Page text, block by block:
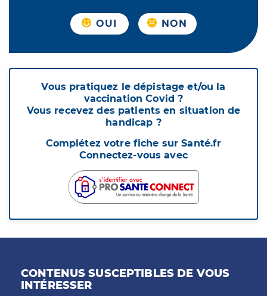
OUI NON
Vous pratiquez le dépistage et/ou la
vaccination Covid ?
Vous recevez des patients en situation de
handicap ?
Complétez votre fiche sur Santé.fr
Connectez-vous avec
CONTENUS SUSCEPTIBLES DE VOUS
INTÉRESSER